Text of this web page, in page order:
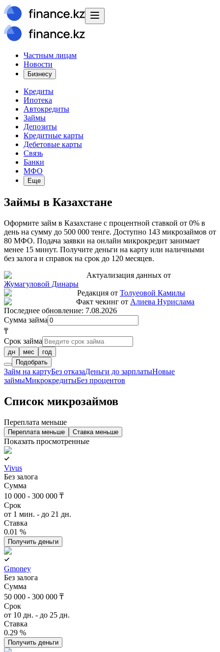
Частным лицам
Новости
Бизнесу
Кредиты
Ипотека
Автокредиты
Займы
Депозиты
Кредитные карты
Дебетовые карты
Связь
Банки
МФО
Еще
Займы в Казахстане
Оформите займ в Казахстане с процентной ставкой от 0% в
день на сумму до 500 000 тенге. Доступно 143 микрозаймов от
80 МФО. Подача заявки на онлайн микрокредит занимает
менее 15 минут. Получите деньги на карту или наличными
без залога и справок на срок до 120 месяцев.
Актуализация данных от
Жумагуловой Динары
Редакция от Толуеовой Камилы
Факт чекинг от Алиева Нурислама
Последнее обновление: 7.08.2026
Сумма займа
₸
Срок займа
дн мес
год
Подобрать
Займ на картуБез отказаДеньги до зарплатыНовые
займыМикрокредитыБез процентов
Список микрозаймов
Переплата меньше
Переплата меньше Ставка меньше
Показать просмотренные
Vivus
Без залога
Сумма
10 000 - 300 000 ₸
Срок
от 1 мин. - до 21 дн.
Ставка
0.01 %
Получить деньги
Gmoney
Без залога
Сумма
50 000 - 300 000 ₸
Срок
от 10 дн. - до 25 дн.
Ставка
0.29 %
Получить деньги